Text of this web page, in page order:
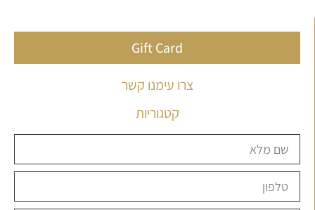
Gift Card
צרו עימנו קשר
קטגוריות